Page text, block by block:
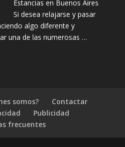
Estancias en Buenos Aires
Si desea relajarse y pasar
algo diferente y
una de las numerosas …
somos?
Contactar
Publicidad
frecuentes